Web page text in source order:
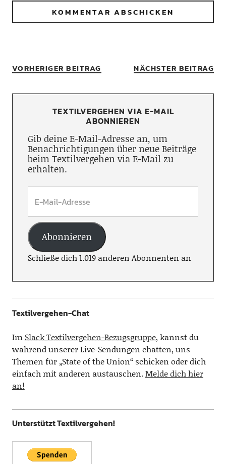
VORHERIGER BEITRAG NÄCHSTER BEITRAG
TEXTILVERGEHEN VIA E-MAIL
ABONNIEREN
Gib deine E-Mail-Adresse an, um
Benachrichtigungen über neue Beiträge
beim Textilvergehen via E-Mail zu
erhalten.
Abonnieren
Schließe dich 1.019 anderen Abonnenten an
Textilvergehen-Chat
Im Slack Textilvergehen-Bezugsgruppe, kannst du
während unserer Live-Sendungen chatten, uns
Themen für „State of the Union“ schicken oder dich
einfach mit anderen austauschen.Melde dich hier
an!
Unterstützt Textilvergehen!